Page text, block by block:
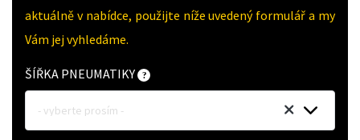
aktuálně v nabídce, použijte níže uvedený formulář a my
Vám jej vyhledáme.
ŠÍŘKA PNEUMATIKY
- vyberte prosím -